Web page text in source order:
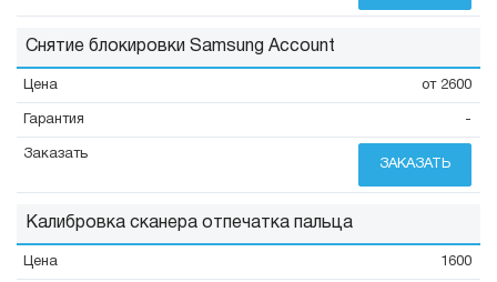
Снятие блокировки Samsung Account
от 2600
-
ЗАКАЗАТЬ
Калибровка сканера отпечатка пальца
1600